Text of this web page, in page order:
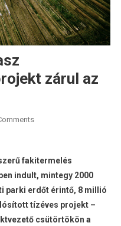
zárul az
fakitermelés
indult, mintegy 2000
parki erdőt érintő, 8 millió
tízéves projekt –
csütörtökön a